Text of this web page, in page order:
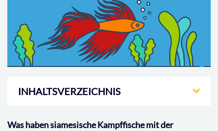
INHALTSVERZEICHNIS
Was haben siamesische Kampffische mit der